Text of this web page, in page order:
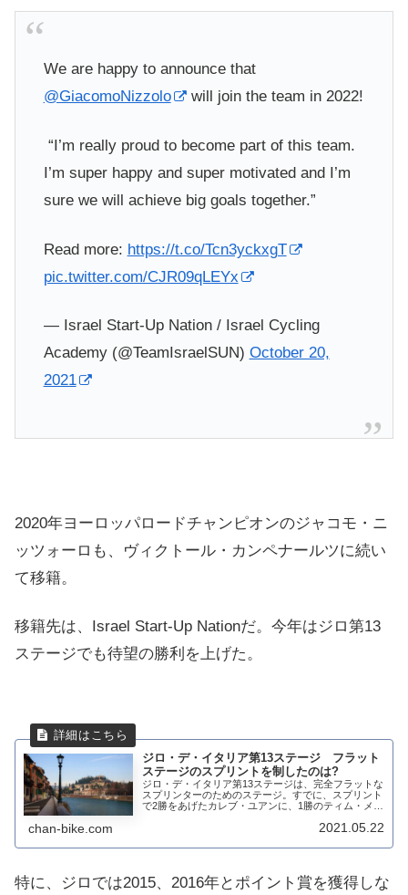
We are happy to announce that
@GiacomoNizzolo
will join the team in 2022!
️ “I’m really proud to become part of this team.
I’m super happy and super motivated and I’m
sure we will achieve big goals together.”
Read more: https://t.co/Tcn3yckxgT
pic.twitter.com/CJR09qLEYx
— Israel Start-Up Nation / Israel Cycling
Academy (@TeamIsraelSUN) October 20,
2021
2020年ヨーロッパロードチャンピオンのジャコモ・ニ
ッツォーロも、ヴィクトール・カンペナールツに続い
て移籍。
移籍先は、Israel Start-Up Nationだ。今年はジロ第13
ステージでも待望の勝利を上げた。
ジロ・デ・イタリア第13ステージ フラット
ステージのスプリントを制したのは?
ジロ・デ・イタリア第13ステージは、完全フラットな
スプリンターのためのステージ。すでに、スプリント
で2勝をあげたカレブ・ユアンに、1勝のティム・メル
なる。ポイント賞争いだが、トップのサガンを追...
chan-bike.com 2021.05.22
特に、ジロでは2015、2016年とポイント賞を獲得しな